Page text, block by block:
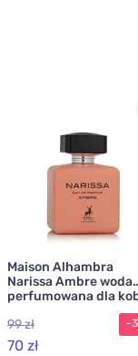
Maison Alhambra
Narissa Ambre woda
perfumowana dla
99 zł
70 zł
-